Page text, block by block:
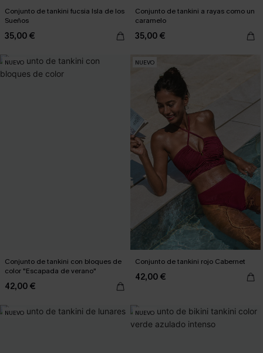
Conjunto de tankini fucsia Isla de los
Sueños
35,00 €
Conjunto de tankini a rayas como un
caramelo
35,00 €
NUEVO
Conjunto de tankini con bloques de
color "Escapada de verano"
42,00 €
NUEVO
Conjunto de tankini rojo Cabernet
42,00 €
NUEVO NUEVO